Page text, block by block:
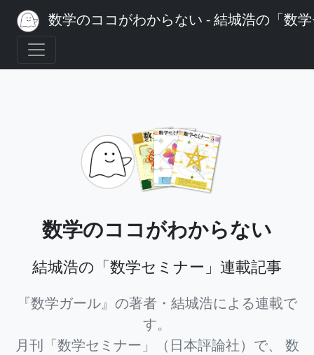
数学のココがわからない - 結城浩の「数
数学のココがわからない
結城浩の「数学セミナー」連載記事
『数学ガール』の著者・結城浩による連載で
す。
月刊「数学セミナー」（日本評論社）で、
数